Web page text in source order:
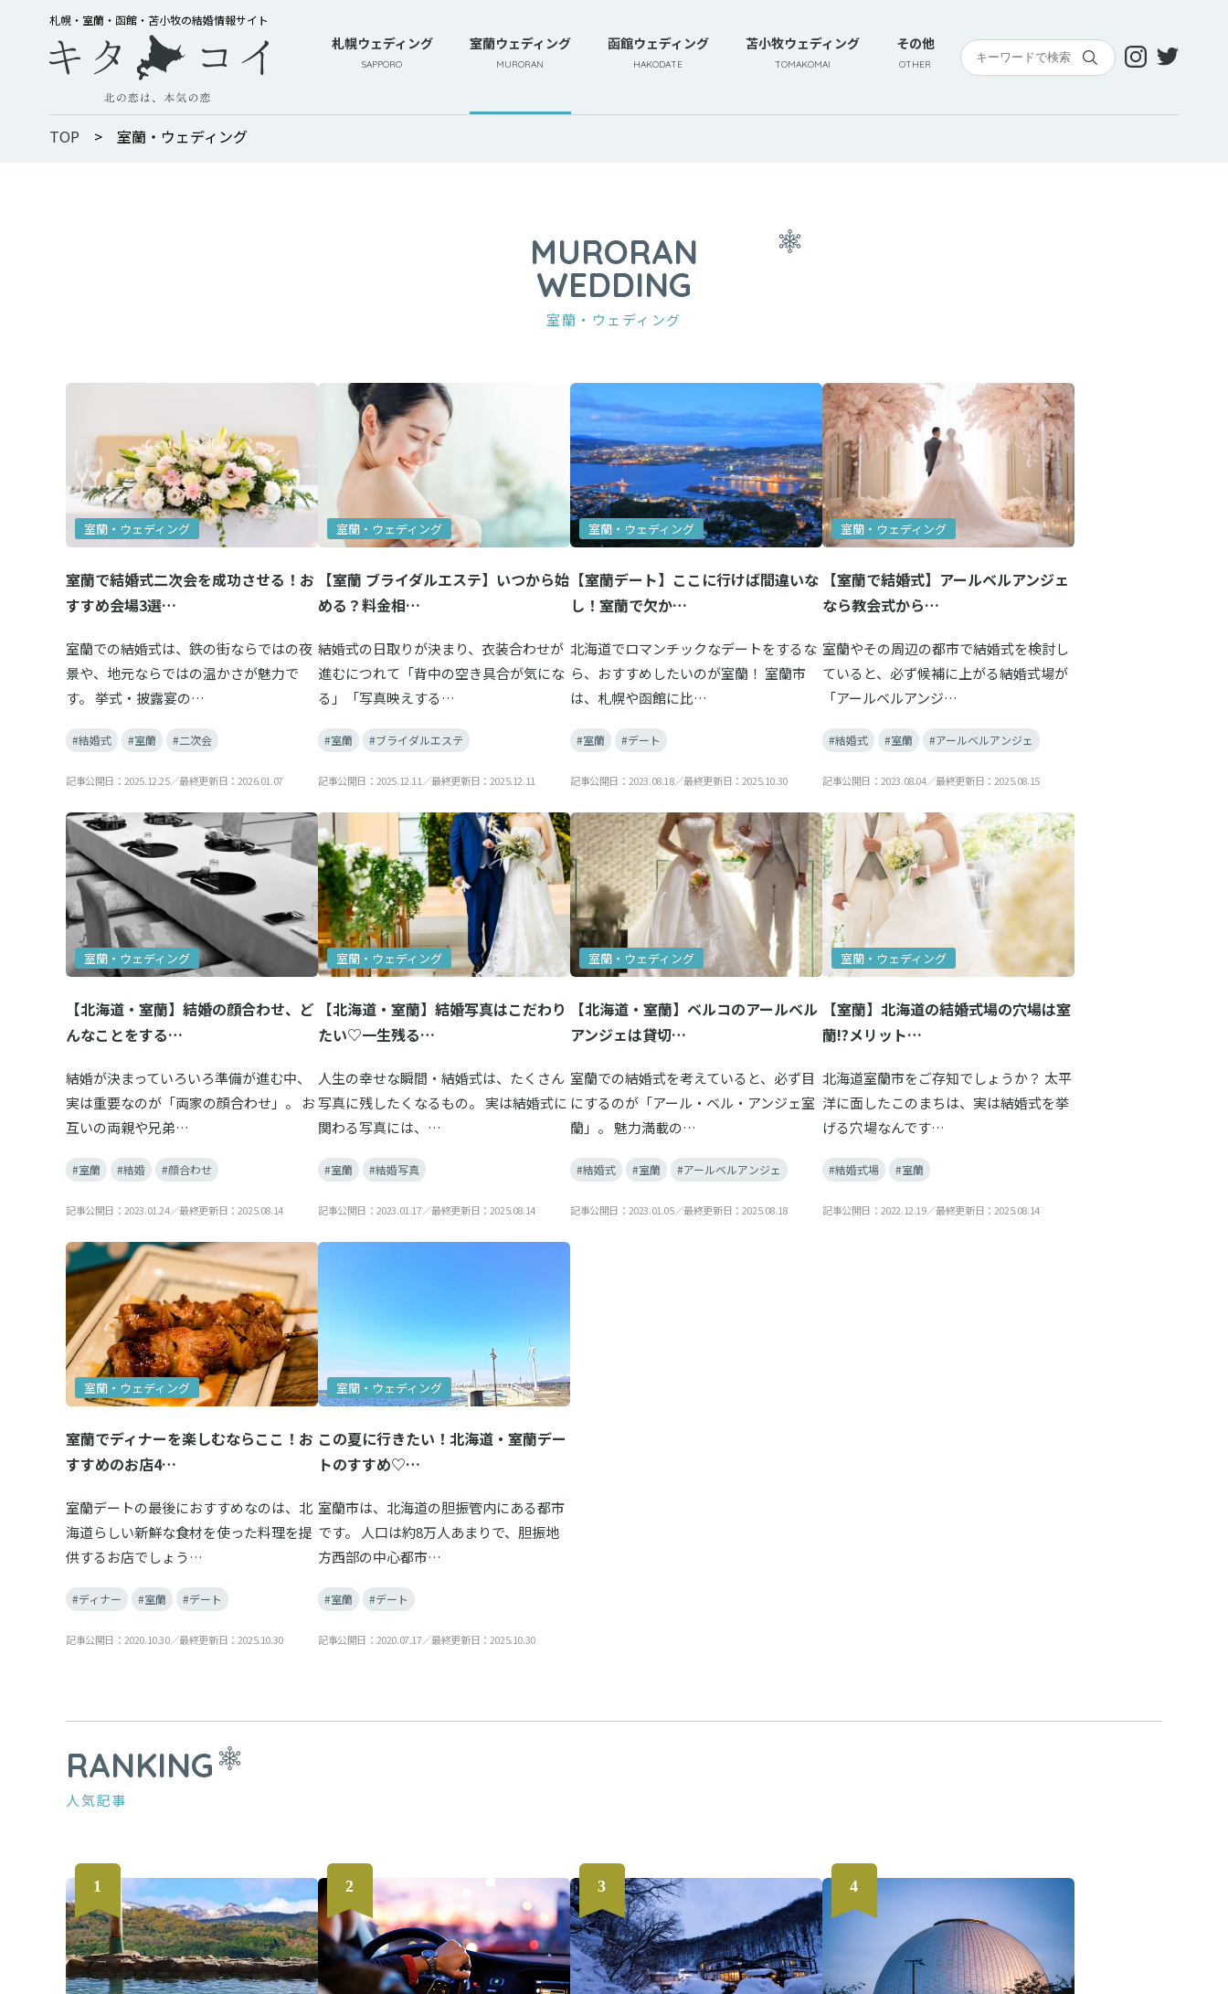
札幌・室蘭・函館・苫小牧の結婚情報サイト
札幌ウェディング
SAPPORO
室蘭ウェディング
MURORAN
函館ウェディング
HAKODATE
苫小牧ウェディング
TOMAKOMAI
その他
OTHER
TOP > 室蘭・ウェディング
MURORAN
WEDDING
室蘭・ウェディング
室蘭・ウェディング
室蘭で結婚式二次会を成功させる！お
すすめ会場3選…
室蘭での結婚式は、鉄の街ならではの夜
景や、地元ならではの温かさが魅力で
す。 挙式・披露宴の…
#結婚式 #室蘭 #二次会
記事公開日：2025.12.25／最終更新日：2026.01.07
室蘭・ウェディング
【室蘭 ブライダルエステ】いつから始
める？料金相…
結婚式の日取りが決まり、衣装合わせが
進むにつれて「背中の空き具合が気にな
る」「写真映えする…
#室蘭 #ブライダルエステ
記事公開日：2025.12.11／最終更新日：2025.12.11
室蘭・ウェディング
【室蘭デート】ここに行けば間違いな
し！室蘭で欠か…
北海道でロマンチックなデートをするな
ら、おすすめしたいのが室蘭！ 室蘭市
は、札幌や函館に比…
#室蘭 #デート
記事公開日：2023.08.18／最終更新日：2025.10.30
室蘭・ウェディング
【室蘭で結婚式】アールベルアンジェ
なら教会式から…
室蘭やその周辺の都市で結婚式を検討し
ていると、必ず候補に上がる結婚式場が
「アールベルアンジ…
#結婚式 #室蘭 #アールベルアンジェ
記事公開日：2023.08.04／最終更新日：2025.08.15
室蘭・ウェディング
【北海道・室蘭】結婚の顔合わせ、ど
んなことをする…
結婚が決まっていろいろ準備が進む中、
実は重要なのが「両家の顔合わせ」。 お
互いの両親や兄弟…
#室蘭 #結婚 #顔合わせ
記事公開日：2023.01.24／最終更新日：2025.08.14
室蘭・ウェディング
【北海道・室蘭】結婚写真はこだわり
たい♡一生残る…
人生の幸せな瞬間・結婚式は、たくさん
写真に残したくなるもの。 実は結婚式に
関わる写真には、…
#室蘭 #結婚写真
記事公開日：2023.01.17／最終更新日：2025.08.14
室蘭・ウェディング
【北海道・室蘭】ベルコのアールベル
アンジェは貸切…
室蘭での結婚式を考えていると、必ず目
にするのが「アール・ベル・アンジェ室
蘭」。 魅力満載の…
#結婚式 #室蘭 #アールベルアンジェ
記事公開日：2023.01.05／最終更新日：2025.08.18
室蘭・ウェディング
【室蘭】北海道の結婚式場の穴場は室
蘭!?メリット…
北海道室蘭市をご存知でしょうか？ 太平
洋に面したこのまちは、実は結婚式を挙
げる穴場なんです…
#結婚式場 #室蘭
記事公開日：2022.12.19／最終更新日：2025.08.14
室蘭・ウェディング
室蘭でディナーを楽しむならここ！お
すすめのお店4…
室蘭デートの最後におすすめなのは、北
海道らしい新鮮な食材を使った料理を提
供するお店でしょう…
#ディナー #室蘭 #デート
記事公開日：2020.10.30／最終更新日：2025.10.30
室蘭・ウェディング
この夏に行きたい！北海道・室蘭デー
トのすすめ♡…
室蘭市は、北海道の胆振管内にある都市
です。 人口は約8万人あまりで、胆振地
方西部の中心都市…
#室蘭 #デート
記事公開日：2020.07.17／最終更新日：2025.10.30
RANKING
人気記事